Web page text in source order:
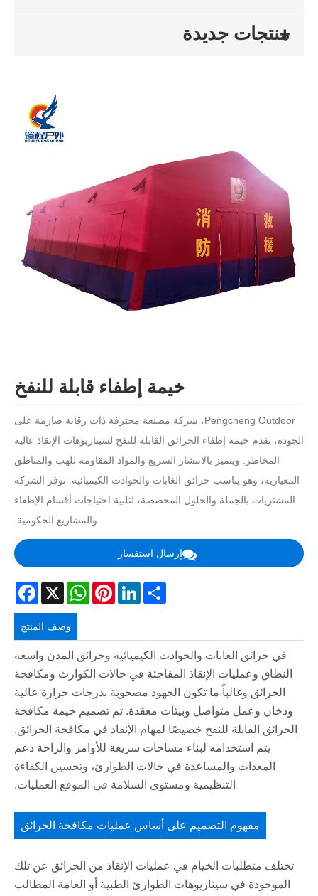
منتجات جديدة
خيمة إطفاء قابلة للنفخ
Pengcheng Outdoor، شركة مصنعة محترفة ذات رقابة صارمة على
الجودة، تقدم خيمة إطفاء الحرائق القابلة للنفخ لسيناريوهات الإنقاذ عالية
المخاطر. ويتميز بالانتشار السريع والمواد المقاومة للهب والمناطق
المعيارية، وهو يناسب حرائق الغابات والحوادث الكيميائية. توفر الشركة
المشتريات بالجملة والحلول المخصصة، لتلبية احتياجات أقسام الإطفاء
والمشاريع الحكومية.
إرسال استفسار
X
WhatsAppPinterestLinkedInShare
وصف المنتج
في حرائق الغابات والحوادث الكيميائية وحرائق المدن واسعة
النطاق وعمليات الإنقاذ المفاجئة في حالات الكوارث ومكافحة
الحرائق وغالباً ما تكون الجهود مصحوبة بدرجات حرارة عالية
ودخان وعمل متواصل وبيئات معقدة. تم تصميم خيمة مكافحة
الحرائق القابلة للنفخ خصيصًا لمهام الإنقاذ في مكافحة الحرائق.
يتم استخدامه لبناء مساحات سريعة للأوامر والراحة دعم
المعدات والمساعدة في حالات الطوارئ، وتحسين الكفاءة
التنظيمية ومستوى السلامة في الموقع العمليات.
مفهوم التصميم على أساس عمليات مكافحة الحرائق
تختلف متطلبات الخيام في عمليات الإنقاذ من الحرائق عن تلك
الموجودة في سيناريوهات الطوارئ الطبية أو العامة المطالب